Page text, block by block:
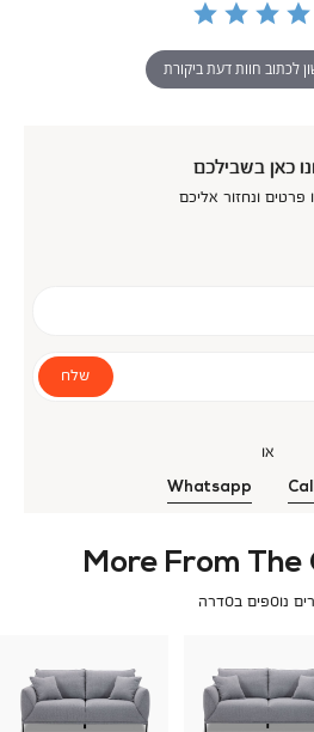
לכתוב חוות דעת ביקורת
כאן בשבילכם
פרטים ונחזור אליכם
שלח
או
Whatsapp
More From The
נוספים בסדרה